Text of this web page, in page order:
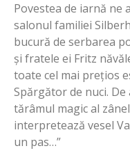
Povestea de iarnă ne
salonul familiei
bucură de serbarea
și fratele ei Fritz
toate cel mai prețios
Spărgător de nuci.
tărâmul magic al
interpretează vesel
un pas…”